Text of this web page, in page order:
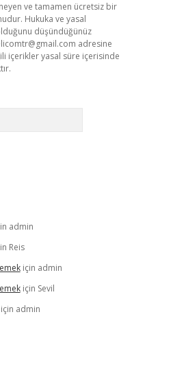
ve tamamen ücretsiz bir
Hukuka ve yasal
düşündüğünüz
adresine
içerikler yasal süre içerisinde
admin
Reis
için admin
için Sevil
admin